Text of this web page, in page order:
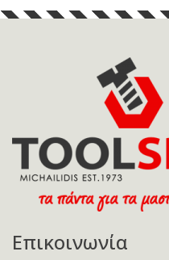
Επικοινωνία